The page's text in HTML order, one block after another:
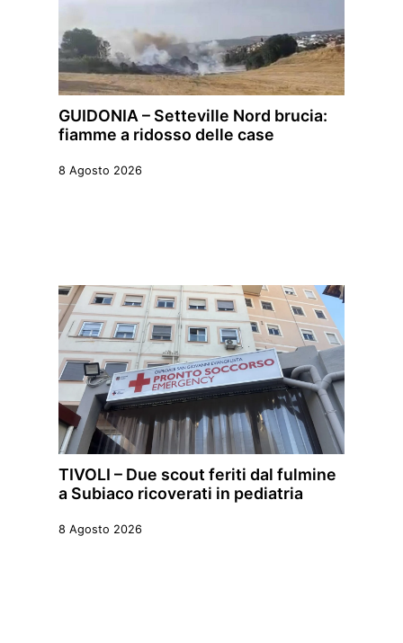
GUIDONIA – Setteville Nord brucia:
fiamme a ridosso delle case
8 Agosto 2026
TIVOLI – Due scout feriti dal fulmine
a Subiaco ricoverati in pediatria
8 Agosto 2026